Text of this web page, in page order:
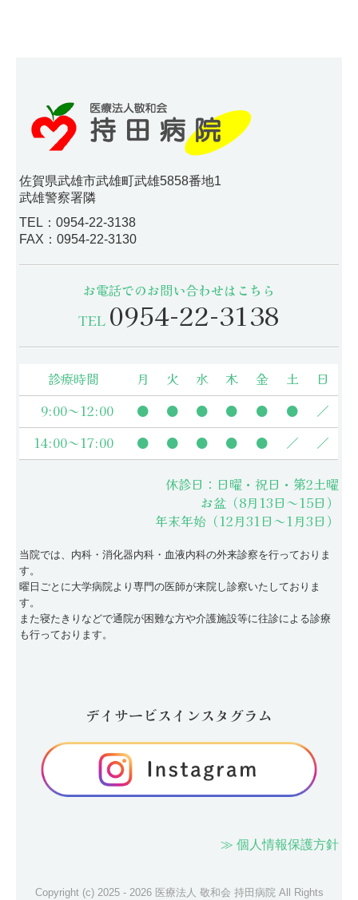
佐賀県武雄市武雄町武雄5858番地1
武雄警察署隣
TEL：0954-22-3138
FAX：0954-22-3130
お電話でのお問い合わせはこちら
TEL 0954-22-3138
診療時間 月 火 水 木 金 土
日
9:00～12:00
● ● ● ● ● ●
／
14:00～17:00
● ● ● ● ● ／ ／
休診日：日曜・祝日・第2土曜
お盆（8月13日～15日）
年末年始（12月31日～1月3日）
当院では、内科・消化器内科・血液内科の外来診察を行っておりま
す。
曜日ごとに大学病院より専門の医師が来院し診察いたしておりま
す。
また寝たきりなどで通院が困難な方や介護施設等に往診による診療
も行っております。
デイサービスインスタグラム
≫ 個人情報保護方針
Copyright (c) 2025 - 2026 医療法人 敬和会 持田病院 All Rights